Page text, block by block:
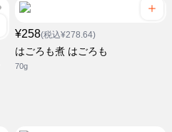
¥258(税込¥278.64)
はごろも煮 はごろも
70g